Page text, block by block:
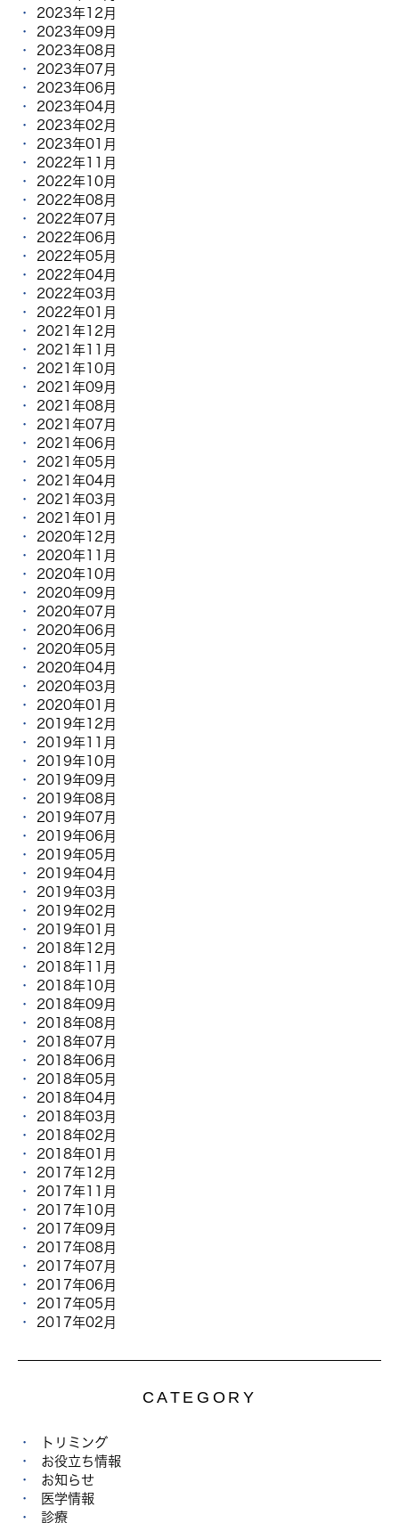
2023年12月
2023年09月
2023年08月
2023年07月
2023年06月
2023年04月
2023年02月
2023年01月
2022年11月
2022年10月
2022年08月
2022年07月
2022年06月
2022年05月
2022年04月
2022年03月
2022年01月
2021年12月
2021年11月
2021年10月
2021年09月
2021年08月
2021年07月
2021年06月
2021年05月
2021年04月
2021年03月
2021年01月
2020年12月
2020年11月
2020年10月
2020年09月
2020年07月
2020年06月
2020年05月
2020年04月
2020年03月
2020年01月
2019年12月
2019年11月
2019年10月
2019年09月
2019年08月
2019年07月
2019年06月
2019年05月
2019年04月
2019年03月
2019年02月
2019年01月
2018年12月
2018年11月
2018年10月
2018年09月
2018年08月
2018年07月
2018年06月
2018年05月
2018年04月
2018年03月
2018年02月
2018年01月
2017年12月
2017年11月
2017年10月
2017年09月
2017年08月
2017年07月
2017年06月
2017年05月
2017年02月
CATEGORY
トリミング
お役立ち情報
お知らせ
医学情報
診療